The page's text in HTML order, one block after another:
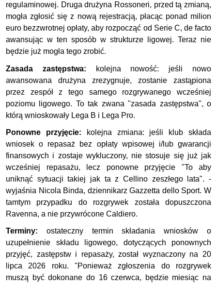
regulaminowej. Druga drużyna Rossoneri, przed tą zmianą,
mogła zgłosić się z nową rejestracją, płacąc ponad milion
euro bezzwrotnej opłaty, aby rozpocząć od Serie C, de facto
awansując w ten sposób w strukturze ligowej. Teraz nie
będzie już mogła tego zrobić.
Zasada zastępstwa: kolejna nowość: jeśli nowo
awansowana drużyna zrezygnuje, zostanie zastąpiona
przez zespół z tego samego rozgrywanego wcześniej
poziomu ligowego. To tak zwana "zasada zastępstwa", o
którą wnioskowały Lega B i Lega Pro.
Ponowne przyjęcie:
kolejna zmiana: jeśli klub składa
wniosek o repasaż bez opłaty wpisowej i/lub gwarancji
finansowych i zostaje wykluczony, nie stosuje się już jak
wcześniej repasażu, lecz ponowne przyjęcie "To aby
uniknąć sytuacji takiej jak ta z Cellino zeszłego lata". -
wyjaśnia Nicola Binda, dziennikarz Gazzetta dello Sport. W
tamtym przypadku do rozgrywek została dopuszczona
Ravenna, a nie przywrócone Caldiero.
Terminy: ostateczny termin składania wniosków o
uzupełnienie składu ligowego, dotyczących ponownych
przyjęć, zastępstw i repasaży, został wyznaczony na 20
lipca 2026 roku. "Ponieważ zgłoszenia do rozgrywek
muszą być dokonane do 16 czerwca, będzie miesiąc na